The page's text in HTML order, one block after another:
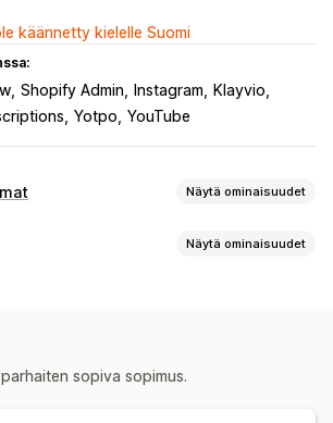
käännetty kielelle Suomi
Shopify Admin Instagram
Klayvio
Yotpo YouTube
Näytä ominaisuudet
Automaattinen seuranta
Näytä ominaisuudet
sopiva sopimus.